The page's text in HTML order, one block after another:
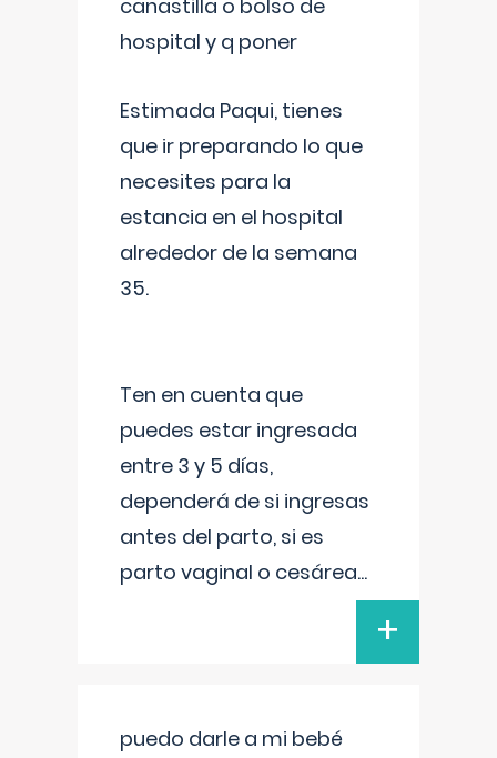
canastilla o bolso de
hospital y q poner
Estimada Paqui, tienes
que ir preparando lo que
necesites para la
estancia en el hospital
alrededor de la semana
35.
Ten en cuenta que
puedes estar ingresada
entre 3 y 5 días,
dependerá de si ingresas
antes del parto, si es
parto vaginal o cesárea...
+
puedo darle a mi bebé